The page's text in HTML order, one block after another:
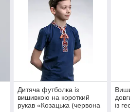
Дитяча футболка із
вишивкою на короткий
рукав «Козацька (червона
із